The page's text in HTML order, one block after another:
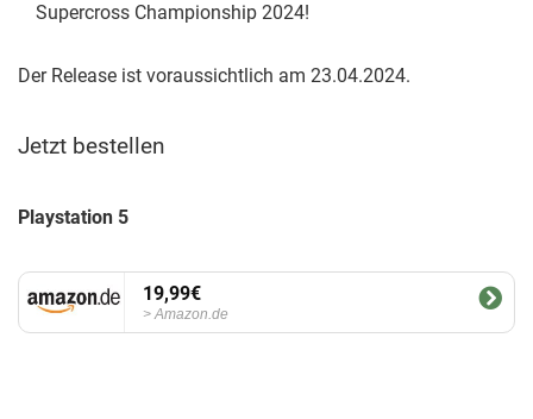
Supercross Championship 2024!
Der Release ist voraussichtlich am 23.04.2024.
Jetzt bestellen
Playstation 5
19,99€
Amazon.de